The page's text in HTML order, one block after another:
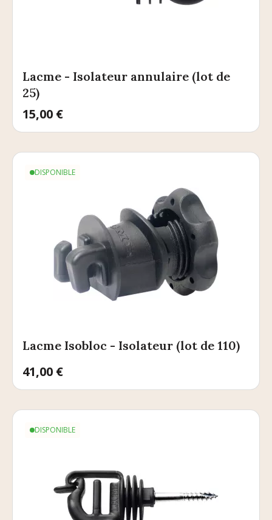
Lacme - Isolateur annulaire (lot de
25)
Prix
15,00 €
DISPONIBLE
Lacme Isobloc - Isolateur (lot de 110)
Prix
41,00 €
DISPONIBLE